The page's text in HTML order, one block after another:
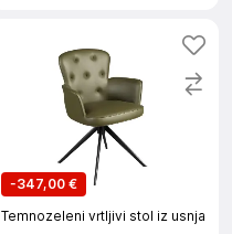
-347,00 €
Temnozeleni vrtljivi stol iz usnja